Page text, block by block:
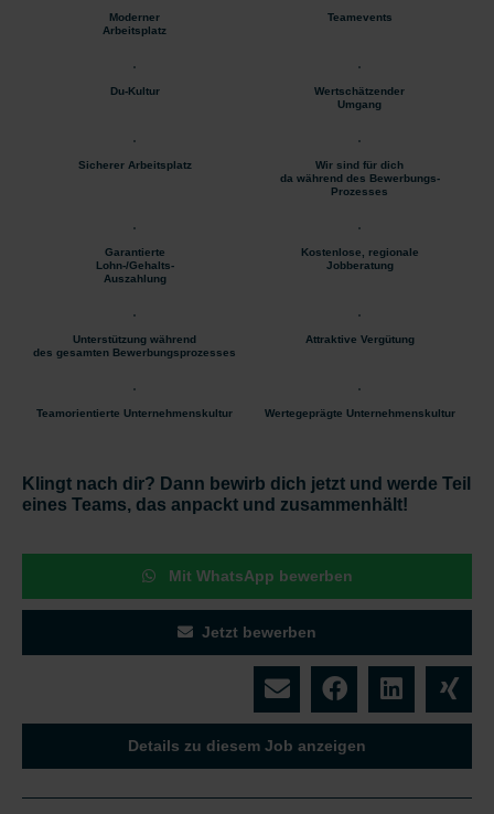
Moderner
Arbeitsplatz
Teamevents
Du-Kultur
Wertschätzender
Umgang
Sicherer Arbeitsplatz
Wir sind für dich
da während des Bewerbungs-
Prozesses
Garantierte
Lohn-/Gehalts-
Auszahlung
Kostenlose, regionale
Jobberatung
Unterstützung während
des gesamten Bewerbungsprozesses
Attraktive Vergütung
Teamorientierte Unternehmenskultur Wertegeprägte Unternehmenskultur
Klingt nach dir? Dann bewirb dich jetzt und werde Teil
eines Teams, das anpackt und zusammenhält!
Mit WhatsApp bewerben
Jetzt bewerben
Details zu diesem Job anzeigen